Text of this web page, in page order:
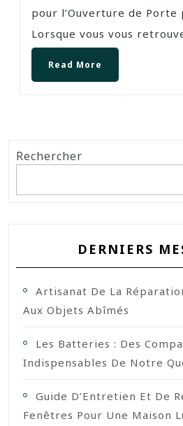
pour l’Ouverture de
Lorsque vous vous
Read More
Rechercher
DERNIERS
Artisanat De La
Aux Objets Abîmés
Les Batteries : Des
Indispensables De Notre
Guide D’Entretien Et De
Fenêtres Pour Une Maison